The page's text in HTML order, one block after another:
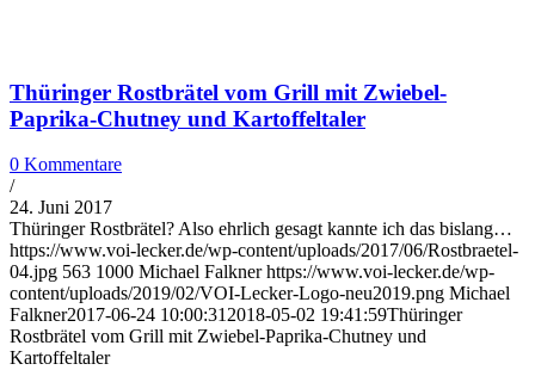
Thüringer Rostbrätel vom Grill mit Zwiebel-
Paprika-Chutney und Kartoffeltaler
0 Kommentare
/
24. Juni 2017
Thüringer Rostbrätel? Also ehrlich gesagt kannte ich das bislang…
https://www.voi-lecker.de/wp-content/uploads/2017/06/Rostbraetel-
04.jpg 563 1000 Michael Falkner https://www.voi-lecker.de/wp-
content/uploads/2019/02/VOI-Lecker-Logo-neu2019.png Michael
Falkner2017-06-24 10:00:31 2018-05-02 19:41:59Thüringer
Rostbrätel vom Grill mit Zwiebel-Paprika-Chutney und
Kartoffeltaler